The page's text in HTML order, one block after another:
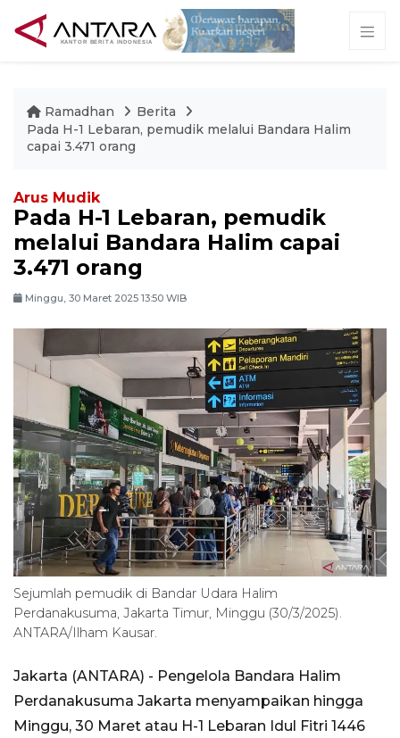
Ramadhan
Berita
Pada H-1 Lebaran, pemudik melalui Bandara Halim
capai 3.471 orang
Arus Mudik
Pada H-1 Lebaran, pemudik
melalui Bandara Halim capai
3.471 orang
Minggu, 30 Maret 2025 13:50 WIB
Sejumlah pemudik di Bandar Udara Halim
Perdanakusuma, Jakarta Timur, Minggu (30/3/2025).
ANTARA/Ilham Kausar.
Jakarta (ANTARA) - Pengelola Bandara Halim
Perdanakusuma Jakarta menyampaikan hingga
Minggu, 30 Maret atau H-1 Lebaran Idul Fitri 1446